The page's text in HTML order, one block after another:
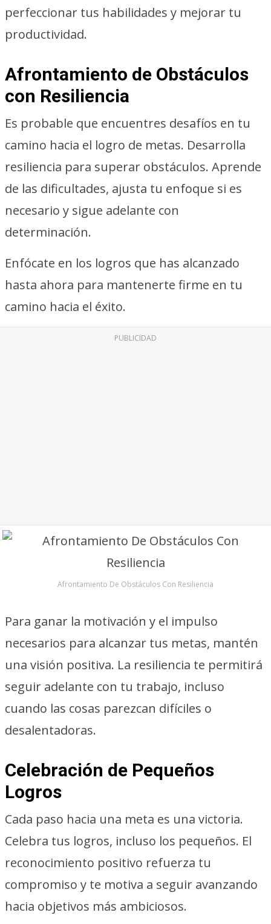
perfeccionar tus habilidades y mejorar tu
productividad.
Afrontamiento de Obstáculos
con Resiliencia
Es probable que encuentres desafíos en tu
camino hacia el logro de metas. Desarrolla
resiliencia para superar obstáculos. Aprende
de las dificultades, ajusta tu enfoque si es
necesario y sigue adelante con
determinación.
Enfócate en los logros que has alcanzado
hasta ahora para mantenerte firme en tu
camino hacia el éxito.
PUBLICIDAD
Afrontamiento De Obstáculos Con Resiliencia
Para ganar la motivación y el impulso
necesarios para alcanzar tus metas, mantén
una visión positiva. La resiliencia te permitirá
seguir adelante con tu trabajo, incluso
cuando las cosas parezcan difíciles o
desalentadoras.
Celebración de Pequeños
Logros
Cada paso hacia una meta es una victoria.
Celebra tus logros, incluso los pequeños. El
reconocimiento positivo refuerza tu
compromiso y te motiva a seguir avanzando
hacia objetivos más ambiciosos.